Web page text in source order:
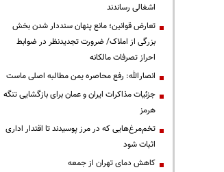
اشغالی رساندند
تعارض قوانین؛ مانع پنهان سنددار شدن بخش
بزرگی از املاک/ ضرورت تجدیدنظر در ضوابط
احراز تصرفات مالکانه
انصارالله: رفع محاصره یمن مطالبه اصلی ماست
جزئیات مذاکرات ایران و عمان برای بازگشایی تنگه
هرمز
تخم‌مرغ‌هایی که در مرز پوسیدند تا اقتدار اداری
اثبات شود
کاهش دمای تهران از جمعه